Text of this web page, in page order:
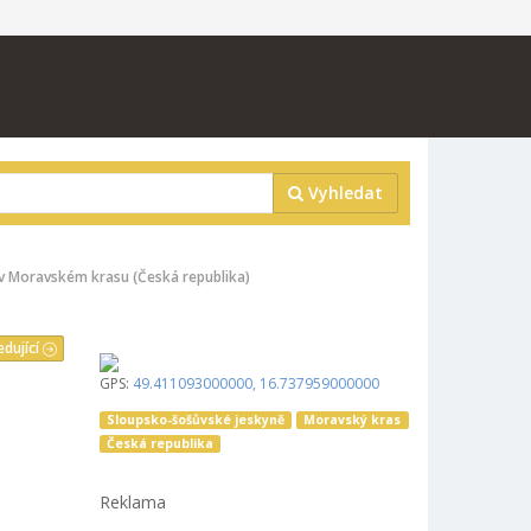
Vyhledat
krasu (Česká republika)
GPS: 49.411093000000, 16.737959000000
Sloupsko-šošůvské jeskyně
Moravský kras
Česká republika
Reklama